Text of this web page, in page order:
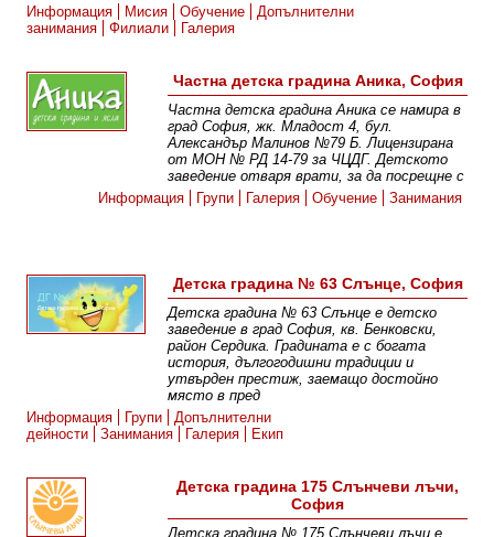
Информация
Мисия Обучение
Допълнителни
занимания
Филиали Галерия
Частна детска градина Аника, София
Частна детска градина Аника се намира в
град София, жк. Младост 4, бул.
Александър Малинов №79 Б. Лицензирана
от МОН № РД 14-79 за ЧЦДГ. Детското
заведение отваря врати, за да посрещне с
Информация
Групи Галерия Обучение Занимания
Детска градина № 63 Слънце, София
Детска градина № 63 Слънце е детско
заведение в град София, кв. Бенковски,
район Сердика. Градината е с богата
история, дългогодишни традиции и
утвърден престиж, заемащо достойно
място в пред
Информация
Групи
Допълнителни
дейности
Занимания Галерия Екип
Детска градина 175 Слънчеви лъчи,
София
Детска градина № 175 Слънчеви лъчи e